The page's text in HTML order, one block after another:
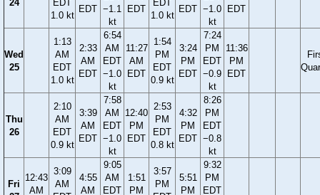
24
EDT
1.0 kt
EDT −1.1
kt
EDT
EDT
1.0 kt
EDT −1.0
kt
EDT
Wed
25
1:13
AM
EDT
1.0 kt
2:33
AM
EDT
6:54
AM
EDT
−1.0
kt
11:27
AM
EDT
1:54
PM
EDT
0.9 kt
3:24
PM
EDT
7:24
PM
EDT
−0.9
kt
11:36
PM
EDT
Thu
26
2:10
AM
EDT
0.9 kt
3:39
AM
EDT
7:58
AM
EDT
−1.0
kt
12:40
PM
EDT
2:53
PM
EDT
0.8 kt
4:32
PM
EDT
8:26
PM
EDT
−0.8
kt
Fri
12:43
AM
3:09
AM
4:55
AM
9:05
AM
EDT
1:51
PM
3:57
PM
5:51
PM
9:32
PM
EDT